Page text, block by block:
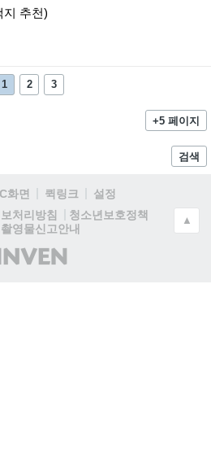
지 추천)
1 2 3
+5 페이지
검색
화면 퀵링크
설정
처리방침
청소년보호정책
영물신고안내
(주)
인
▲